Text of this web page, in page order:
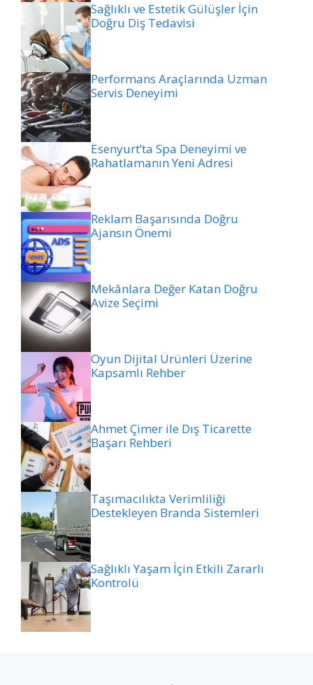
Sağlıklı ve Estetik Gülüşler İçin
Doğru Diş Tedavisi
Performans Araçlarında Uzman
Servis Deneyimi
Esenyurt’ta Spa Deneyimi ve
Rahatlamanın Yeni Adresi
Reklam Başarısında Doğru
Ajansın Önemi
Mekânlara Değer Katan Doğru
Avize Seçimi
Oyun Dijital Ürünleri Üzerine
Kapsamlı Rehber
Ahmet Çimer ile Dış Ticarette
Başarı Rehberi
Taşımacılıkta Verimliliği
Destekleyen Branda Sistemleri
Sağlıklı Yaşam İçin Etkili Zararlı
Kontrolü